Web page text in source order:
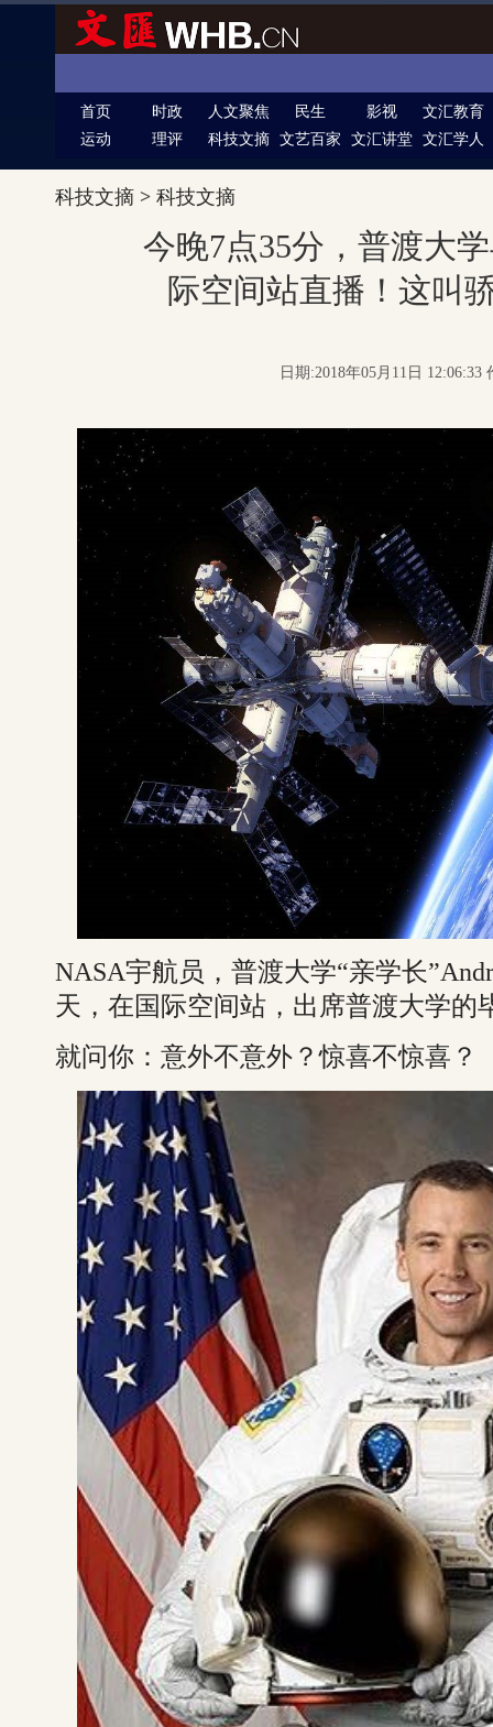
首页 时政 人文聚焦 民生 影视
文汇教育
运动
理评 科技文摘 文艺百家 文汇讲堂 文汇学人
科技文摘 > 科技文摘
今晚7点35分，普渡大
际空间站直播！这叫
日期:2018年05月11日 12:06:33
NASA宇航员，普渡大学“亲学长
天，在国际空间站，出席普渡大学的
就问你：意外不意外？惊喜不惊喜？